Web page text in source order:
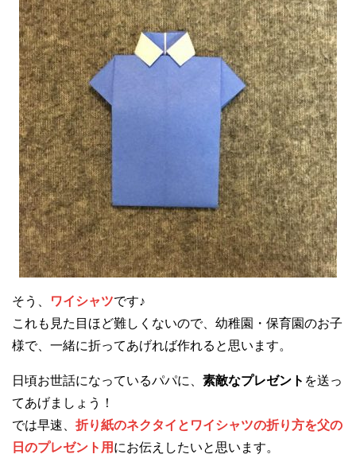
そう、 ワイシャツです♪
これも見た目ほど難しくないので、幼稚園・保育園のお子
様で、一緒に折ってあげれば作れると思います。
日頃お世話になっているパパに、 素敵なプレゼント を送っ
てあげましょう！
では早速、 折り紙のネクタイとワイシャツの折り方を父の
日のプレゼント用 にお伝えしたいと思います。